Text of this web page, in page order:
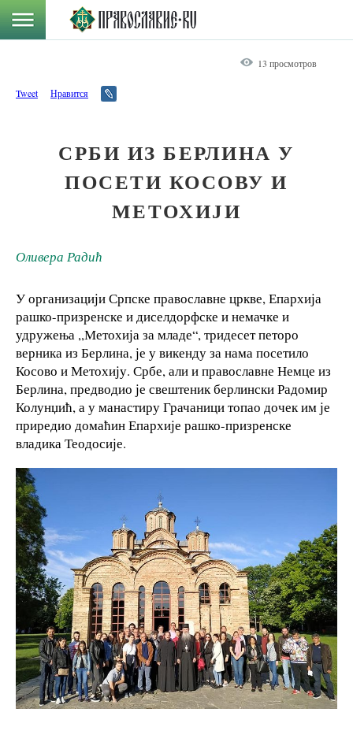
13 просмотров
Tweet Нравится
СРБИ ИЗ БЕРЛИНА У
ПОСЕТИ КОСОВУ И
МЕТОХИЈИ
Оливера Радић
У организацији Српске православне цркве, Епархија
рашко-призренске и диселдорфске и немачке и
удружења ,,Метохија за младе“, тридесет петоро
верника из Берлина, је у викенду за нама посетило
Косово и Метохију. Србе, али и православне Немце из
Берлина, предводио је свештеник берлински Радомир
Колунџић, а у манастиру Грачаници топао дочек им је
приредио домаћин Епархије рашко-призренске
владика Теодосије.